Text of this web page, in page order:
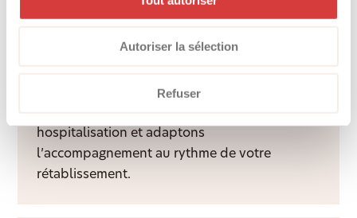
Autoriser la sélection
Refuser
hospitalisation et adaptons
l’accompagnement au rythme de votre
rétablissement.